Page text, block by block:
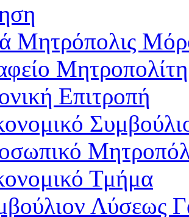
Μητρόπολις
Μητροπολίτη
Επιτροπή
Τμήμα
Λύσεως